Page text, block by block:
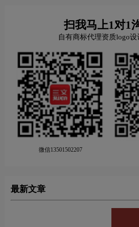
扫我马上1对1
自有商标代理资质logo设
微信13501502207
最新文章